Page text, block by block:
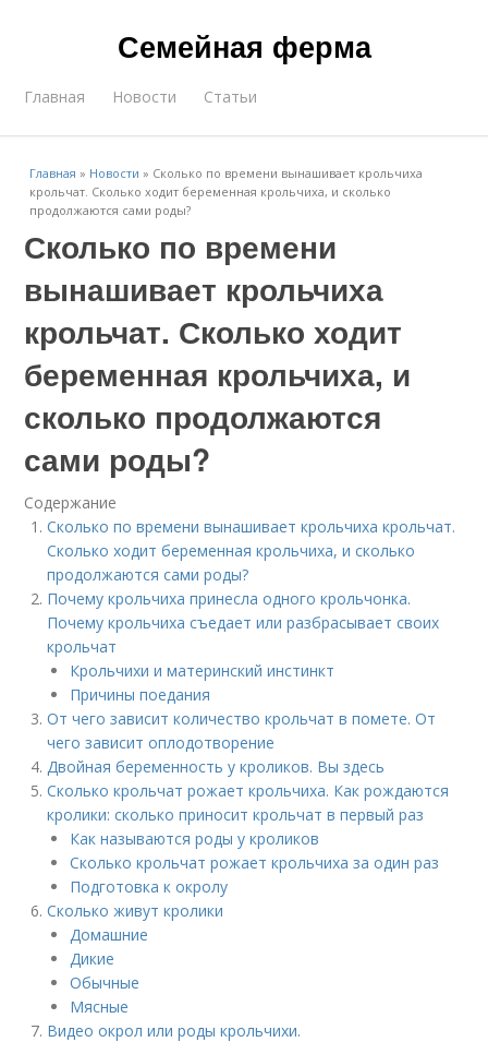
Семейная ферма
Главная Новости Статьи
Главная » Новости » Сколько по времени вынашивает крольчиха
крольчат. Сколько ходит беременная крольчиха, и сколько
продолжаются сами роды?
Сколько по времени
вынашивает крольчиха
крольчат. Сколько ходит
беременная крольчиха, и
сколько продолжаются
сами роды?
Содержание
Сколько по времени вынашивает крольчиха крольчат.
Сколько ходит беременная крольчиха, и сколько
продолжаются сами роды?
Почему крольчиха принесла одного крольчонка.
Почему крольчиха съедает или разбрасывает своих
крольчат
Крольчихи и материнский инстинкт
Причины поедания
От чего зависит количество крольчат в помете. От
чего зависит оплодотворение
Двойная беременность у кроликов. Вы здесь
Сколько крольчат рожает крольчиха. Как рождаются
кролики: сколько приносит крольчат в первый раз
Как называются роды у кроликов
Сколько крольчат рожает крольчиха за один раз
Подготовка к окролу
Сколько живут кролики
Домашние
Дикие
Обычные
Мясные
Видео окрол или роды крольчихи.